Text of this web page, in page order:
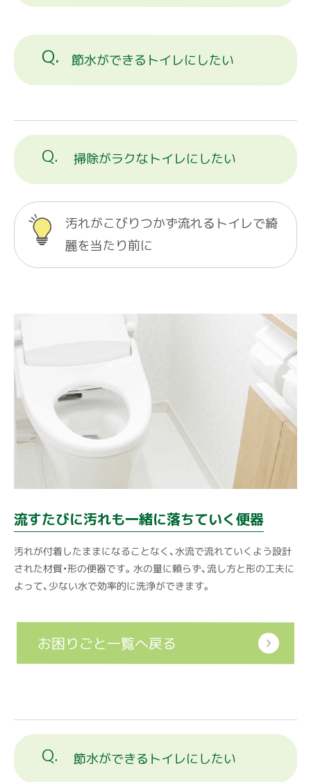
節水ができるトイレにしたい
掃除がラクなトイレにしたい
汚れがこびりつかず流れるトイレで綺
麗を当たり前に
流すたびに汚れも一緒に落ちていく便器
汚れが付着したままになることなく、水流で流れていくよう設計
された材質・形の便器です。水の量に頼らず、流し方と形の工夫に
よって、少ない水で効率的に洗浄ができます。
お困りごと一覧へ戻る
節水ができるトイレにしたい